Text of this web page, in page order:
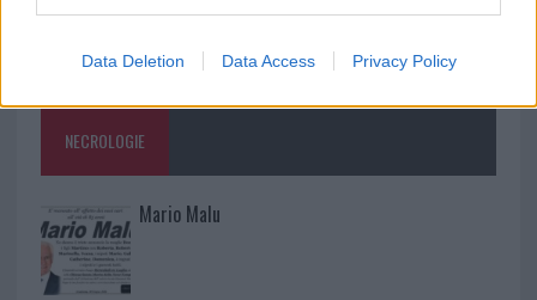
Data Deletion Data Access Privacy Policy
NECROLOGIE
Mario Malu